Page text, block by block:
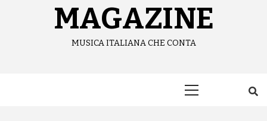
MAGAZINE
MUSICA ITALIANA CHE CONTA